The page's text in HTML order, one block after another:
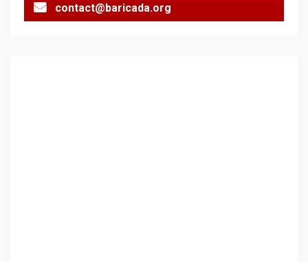
contact@baricada.org